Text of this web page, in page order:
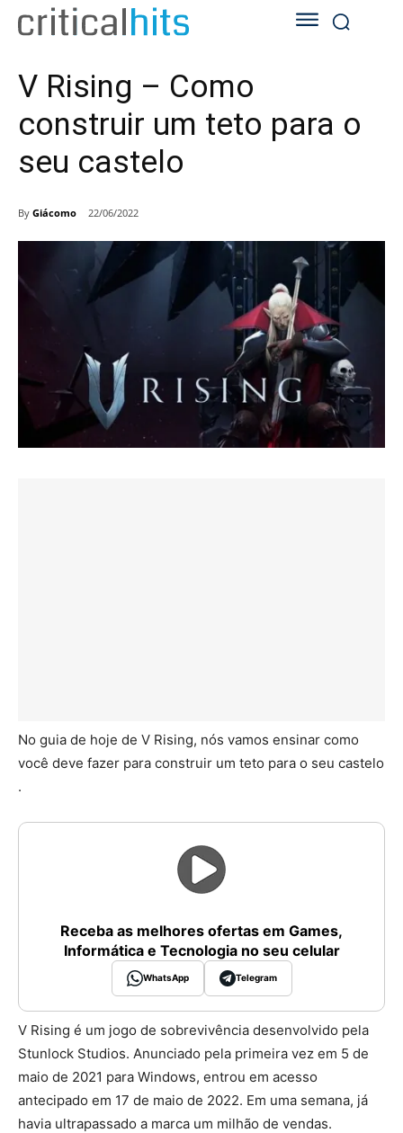
V Rising – Como
construir um teto para o
seu castelo
By Giácomo 22/06/2022
No guia de hoje de V Rising, nós vamos ensinar como
você deve fazer para construir um teto para o seu castelo
.
Receba as melhores ofertas em Games,
Informática e Tecnologia no seu celular
WhatsApp Telegram
V Rising é um jogo de sobrevivência desenvolvido pela
Stunlock Studios. Anunciado pela primeira vez em 5 de
maio de 2021 para Windows, entrou em acesso
antecipado em 17 de maio de 2022. Em uma semana, já
havia ultrapassado a marca um milhão de vendas.